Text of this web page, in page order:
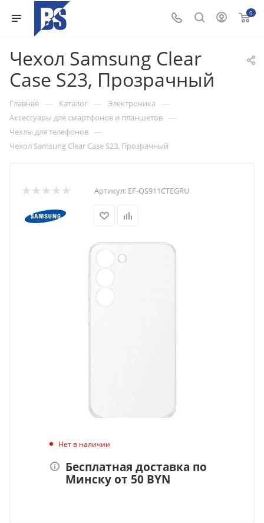
0
Чехол Samsung Clear
Case S23, Прозрачный
Главная — Каталог — Электроника —
Аксессуары для смартфонов и планшетов —
Чехлы для телефонов —
Чехол Samsung Clear Case S23, Прозрачный
Артикул: EF-QS911CTEGRU
Нет в наличии
Бесплатная доставка по
Минску от 50 BYN